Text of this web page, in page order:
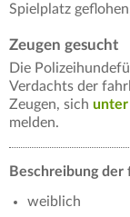
Spielplatz
Zeugen gesucht
Die
Verdachts der
Zeugen, sich unter
melden.
Beschreibung
weiblich